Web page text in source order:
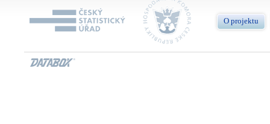
O projektu